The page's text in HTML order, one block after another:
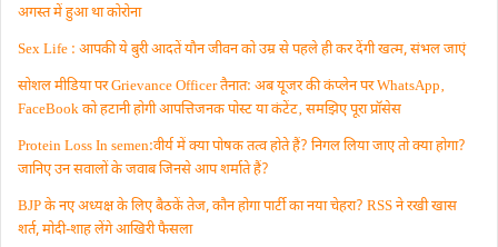
अगस्त में हुआ था कोरोना
Sex Life : आपकी ये बुरी आदतें याैन जीवन को उम्र से पहले ही कर देंगी खत्म, संभल जाएं
सोशल मीडिया पर Grievance Officer तैनात: अब यूजर की कंप्लेन पर WhatsApp‚
FaceBook को हटानी होगी आपत्तिजनक पोस्ट या कंटेंट‚ समझिए पूरा प्रॉसेस
Protein Loss In semen:वीर्य में क्या पोषक तत्व होते हैं? निगल लिया जाए तो क्या होगा?
जानिए उन सवालों के जवाब जिनसे आप शर्माते हैं?
BJP के नए अध्यक्ष के लिए बैठकें तेज, कौन होगा पार्टी का नया चेहरा? RSS ने रखी खास
शर्त, मोदी-शाह लेंगे आखिरी फैसला